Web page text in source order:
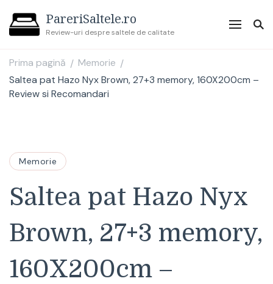
PareriSaltele.ro
Review-uri despre saltele de calitate
Prima pagină / Memorie /
Saltea pat Hazo Nyx Brown, 27+3 memory, 160X200cm –
Review si Recomandari
Memorie
Saltea pat Hazo Nyx
Brown, 27+3 memory,
160X200cm –